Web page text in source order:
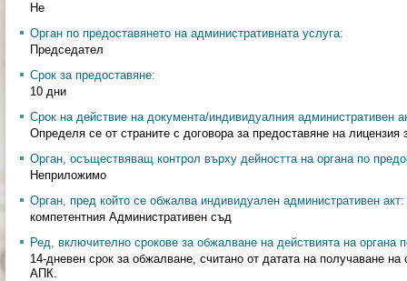
Не
Орган по предоставянето на административната услуга:
Председател
Срок за предоставяне:
10 дни
Срок на действие на документа/индивидуалния административен
Определя се от страните с договора за предоставяне на лицензия
Орган, осъществяващ контрол върху дейността на органа по
Неприложимо
Орган, пред който се обжалва индивидуален административен акт:
компетентния Административен съд
Ред, включително срокове за обжалване на действията на органа
14-дневен срок за обжалване, считано от датата на получаване
АПК.